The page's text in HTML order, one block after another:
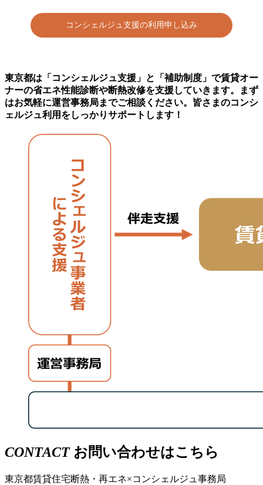
コンシェルジュ支援の利用申し込み
東京都は「コンシェルジュ支援」と「補助制度」で賃貸オー
ナーの省エネ性能診断や断熱改修を支援していきます。まず
はお気軽に運営事務局までご相談ください。皆さまのコンシ
ェルジュ利用をしっかりサポートします！
CONTACT お問い合わせはこちら
東京都賃貸住宅断熱・再エネ×コンシェルジュ事務局